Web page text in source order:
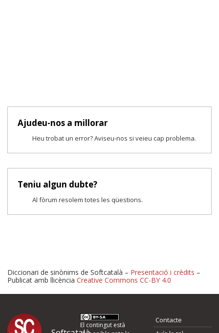
Ajudeu-nos a millorar
Heu trobat un error? Aviseu-nos si veieu cap problema.
Teniu algun dubte?
Al fòrum resolem totes les qüestions.
Proposeu-nos millores o
Diccionari de sinònims de Softcatalà – Presentació i crèdits –
Publicat amb llicència Creative Commons CC-BY 4.0
El contingut està
Contacte